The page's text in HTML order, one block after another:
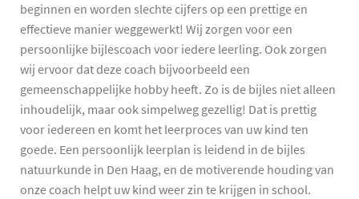
beginnen en worden slechte cijfers op een prettige en
effectieve manier weggewerkt! Wij zorgen voor een
persoonlijke bijlescoach voor iedere leerling. Ook zorgen
wij ervoor dat deze coach bijvoorbeeld een
gemeenschappelijke hobby heeft. Zo is de bijles niet alleen
inhoudelijk, maar ook simpelweg gezellig! Dat is prettig
voor iedereen en komt het leerproces van uw kind ten
goede. Een persoonlijk leerplan is leidend in de bijles
natuurkunde in Den Haag, en de motiverende houding van
onze coach helpt uw kind weer zin te krijgen in school.